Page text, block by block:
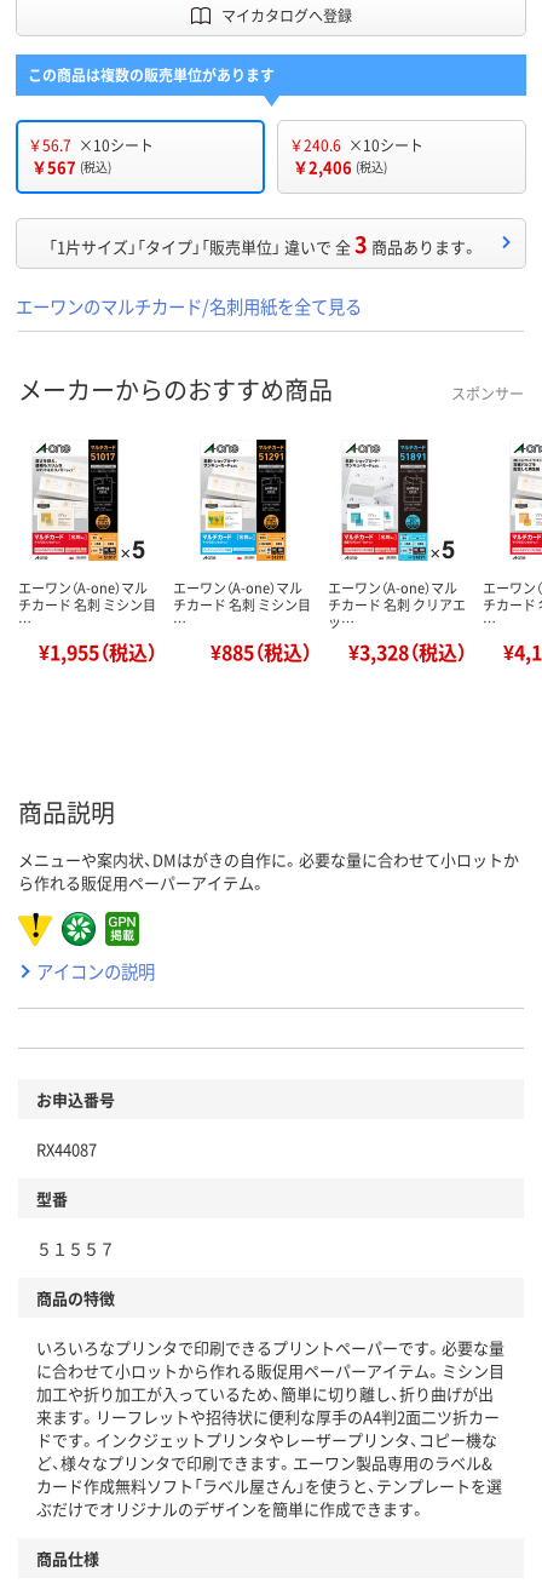
マイカタログへ登録
この商品は複数の販売単位があります
￥56.7 ×10シート
￥567 (税込)
￥240.6 ×10シート
￥2,406 (税込)
「1片サイズ」「タイプ」「販売単位」 違いで 全3 商品あります。
エーワンのマルチカード/名刺用紙を全て見る
メーカーからのおすすめ商品 スポンサー
エーワン（A-one）マル
チカード 名刺 ミシン目
…
¥1,955（税込）
エーワン（A-one）マル
チカード 名刺 ミシン目
…
¥885（税込）
エーワン（A-one）マル
チカード 名刺 クリアエ
ッ…
¥3,328（税込）
エーワン
チカード
…
商品説明
メニューや案内状、DMはがきの自作に。必要な量に合わせて小ロットか
ら作れる販促用ペーパーアイテム。
アイコンの説明
お申込番号
RX44087
型番
５１５５７
商品の特徴
いろいろなプリンタで印刷できるプリントペーパーです。必要な量
に合わせて小ロットから作れる販促用ペーパーアイテム。ミシン目
加工や折り加工が入っているため、簡単に切り離し、折り曲げが出
来ます。リーフレットや招待状に便利な厚手のA4判2面二ツ折カー
ドです。インクジェットプリンタやレーザープリンタ、コピー機な
ど、様々なプリンタで印刷できます。エーワン製品専用のラベル&
カード作成無料ソフト「ラベル屋さん」を使うと、テンプレートを選
ぶだけでオリジナルのデザインを簡単に作成できます。
商品仕様